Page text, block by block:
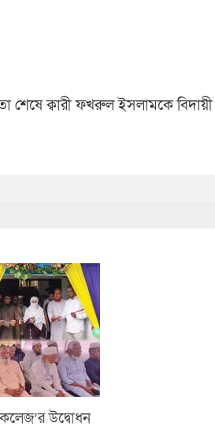
শেষে ক্বারী ফখরুল ইসলামকে বিদায়ী
কলেজ’র উদ্বোধন